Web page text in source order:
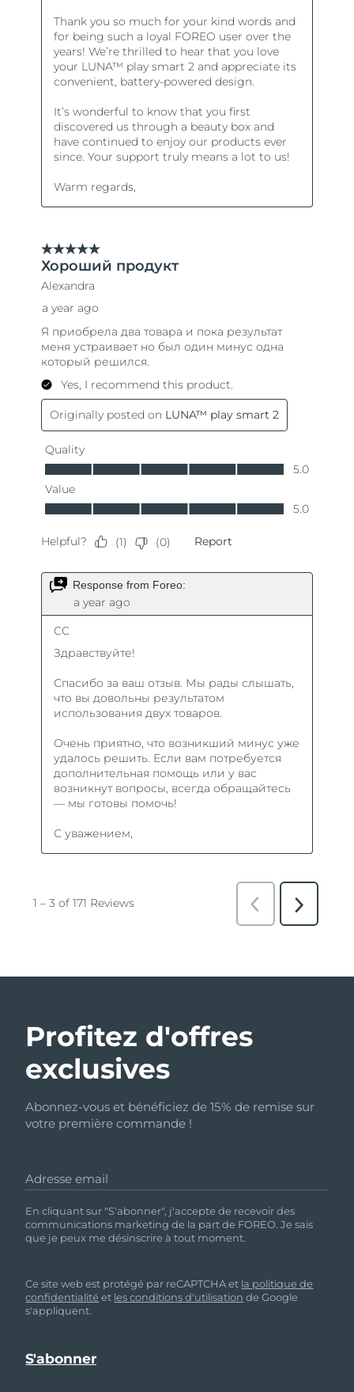
Profitez d'offres
exclusives
Abonnez-vous et bénéficiez de 15% de remise sur
votre première commande !
Adresse email
En cliquant sur "S'abonner", j'accepte de recevoir des
communications marketing de la part de FOREO. Je sais
que je peux me désinscrire à tout moment.
Ce site web est protégé par reCAPTCHA et la politique de
confidentialité et les conditions d'utilisation de Google
s'appliquent.